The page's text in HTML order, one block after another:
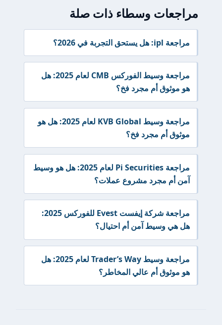
مراجعات وسطاء ذات صلة
مراجعة ipl: هل يستحق التجربة في 2026؟
مراجعة وسيط الفوركس CMB لعام 2025: هل
هو موثوق أم مجرد فخ؟
مراجعة وسيط KVB Global لعام 2025: هل هو
موثوق أم مجرد فخ؟
مراجعة Pi Securities لعام 2025: هل هو وسيط
آمن أم مجرد مشروع عملات؟
مراجعة شركة إيفست Evest للفوركس 2025:
هل هي وسيط آمن أم احتيال؟
مراجعة وسيط Trader’s Way لعام 2025: هل
هو موثوق أم عالي المخاطر؟